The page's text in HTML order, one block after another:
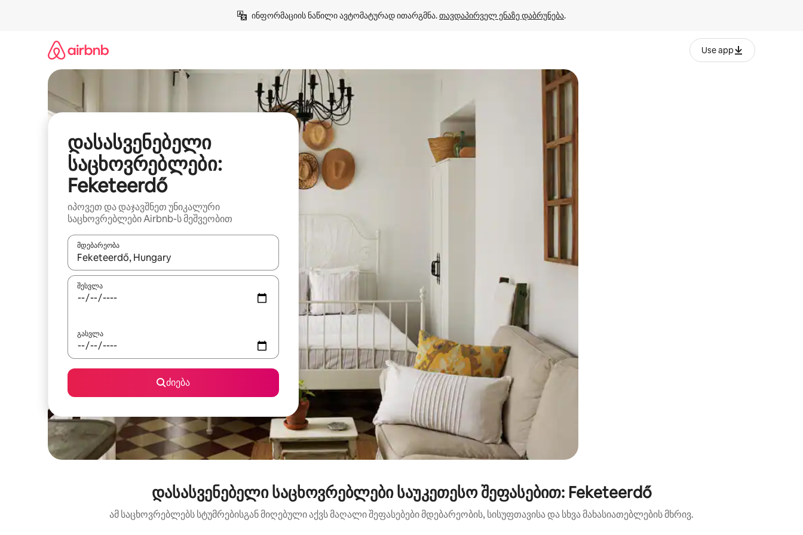
ინფორმაციის ნაწილი ავტომატურად ითარგმნა. თავდაპირველ ენაზე დაბრუნება.
Use app
დასასვენებელი
საცხოვრებლები:
Feketeerdő
იპოვეთ და დაჯავშნეთ უნიკალური
საცხოვრებლები Airbnb-ს მეშვეობით
მდებარეობა
როცა შედეგები ხელმისაწვდომი გახდება, ნავიგაციისთვის გამოიყენეთ კლავიშები ზემოთ/ქვემოთ მიმართული ისრებით ან შეხებისა თუ თითის გასმის ჟესტები.
შესვლა
გასვლა
ძიება
დასასვენებელი საცხოვრებლები საუკეთესო შეფასებით: Feketeerdő
ამ საცხოვრებლებს სტუმრებისგან მიღებული აქვს მაღალი შეფასებები მდებარეობის, სისუფთავისა და სხვა მახასიათებლების მხრივ.